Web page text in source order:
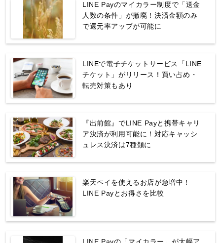
LINE Payのマイカラー制度で「送金
人数の条件」が撤廃！決済金額のみ
で還元率アップが可能に
LINEで電子チケットサービス「LINE
チケット」がリリース！買い占め・
転売対策もあり
『出前館』でLINE Payと携帯キャリ
ア決済が利用可能に！対応キャッシ
ュレス決済は7種類に
楽天ペイを使えるお店が急増中！
LINE Payとお得さを比較